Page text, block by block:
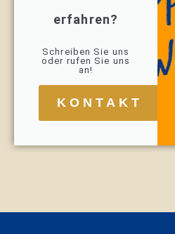
erfahren?
Schreiben Sie uns
oder rufen Sie uns
an!
KONTAKT